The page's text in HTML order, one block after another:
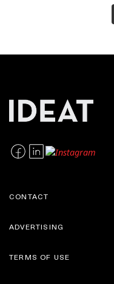
CONTACT
ADVERTISING
TERMS OF USE